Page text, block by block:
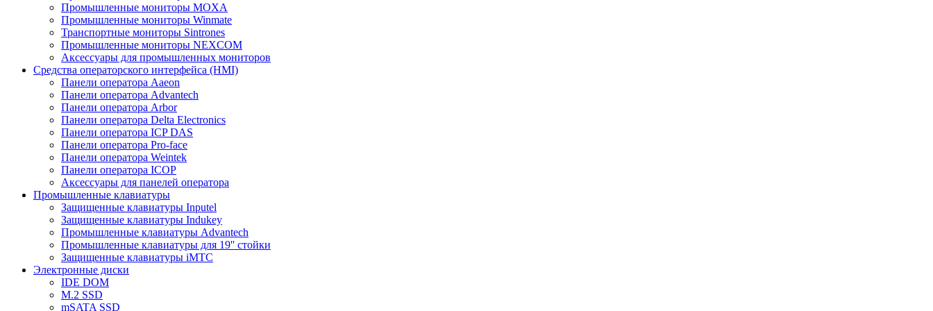
Промышленные мониторы MOXA
Промышленные мониторы Winmate
Транспортные мониторы Sintrones
Промышленные мониторы NEXCOM
Аксессуары для промышленных мониторов
Средства операторского интерфейса (HMI)
Панели оператора Aaeon
Панели оператора Advantech
Панели оператора Arbor
Панели оператора Delta Electronics
Панели оператора ICP DAS
Панели оператора Pro-face
Панели оператора Weintek
Панели оператора ICOP
Аксессуары для панелей оператора
Промышленные клавиатуры
Защищенные клавиатуры Inputel
Защищенные клавиатуры Indukey
Промышленные клавиатуры Advantech
Промышленные клавиатуры для 19'' стойки
Защищенные клавиатуры iMTC
Электронные диски
IDE DOM
M.2 SSD
mSATA SSD